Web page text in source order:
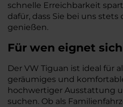
schnelle Erreichbarkeit
dafür, dass Sie bei uns stets
genießen.
Für wen eignet
Der VW Tiguan ist ideal für
geräumiges und
hochwertiger Ausstattung
suchen. Ob als